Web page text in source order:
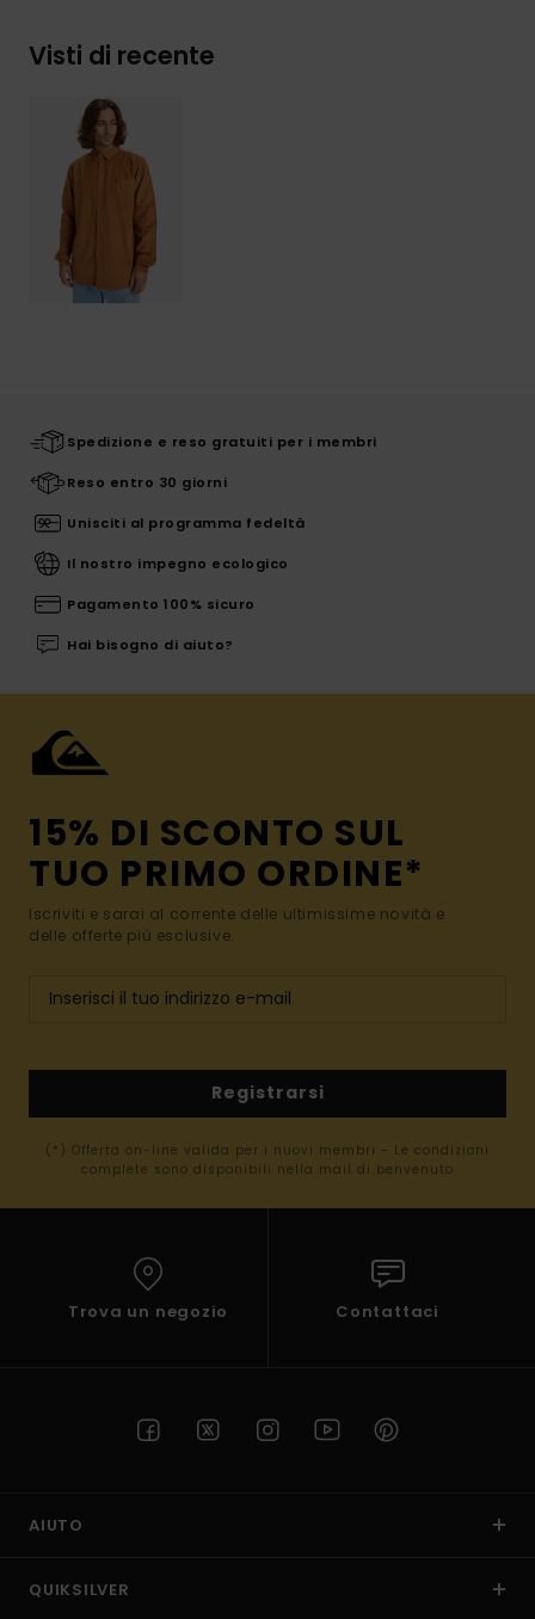
Visti di recente
Spedizione e reso gratuiti per i membri
Reso entro 30 giorni
Unisciti al programma fedeltà
Il nostro impegno ecologico
Pagamento 100% sicuro
Hai bisogno di aiuto?
15% DI SCONTO SUL
TUO PRIMO ORDINE*
Iscriviti e sarai al corrente delle ultimissime novità e
delle offerte più esclusive.
Registrarsi
(*) Offerta on-line valida per i nuovi membri - Le condizioni
complete sono disponibili nella mail di benvenuto
Trova un negozio Contattaci
AIUTO
QUIKSILVER